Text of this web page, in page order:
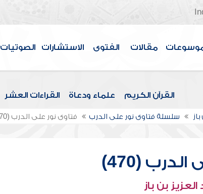
مقالات الفتوى الاستشارات الصوتيات
القرآن الكريم علماء ودعاة القراءات العشر
سلسلة فتاوى نور على الدرب فتاوى نور على الدرب (470)
(470)
بن باز